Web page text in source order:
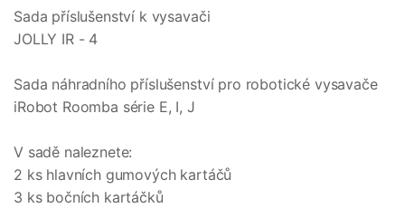
Sada příslušenství k vysavači
JOLLY IR - 4
Sada náhradního příslušenství pro robotické vysavače
iRobot Roomba série E, I, J
V sadě naleznete:
2 ks hlavních gumových kartáčů
3 ks bočních kartáčků